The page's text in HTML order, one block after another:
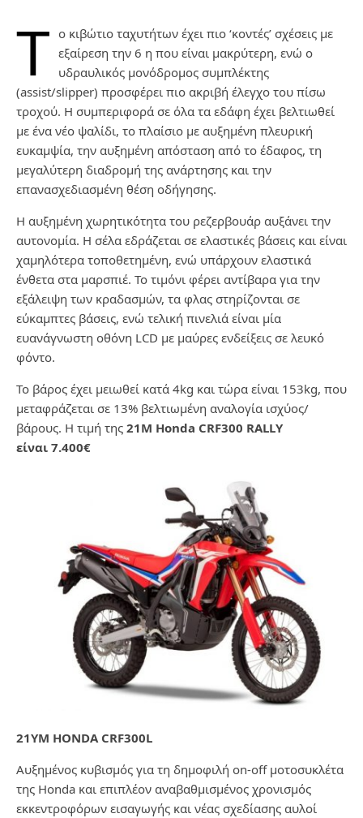
Τ ο κιβώτιο ταχυτήτων έχει πιο ‘κοντές’ σχέσεις με
εξαίρεση την 6 η που είναι μακρύτερη, ενώ ο
υδραυλικός μονόδρομος συμπλέκτης
(assist/slipper) προσφέρει πιο ακριβή έλεγχο του πίσω
τροχού. Η συμπεριφορά σε όλα τα εδάφη έχει βελτιωθεί
με ένα νέο ψαλίδι, το πλαίσιο με αυξημένη πλευρική
ευκαμψία, την αυξημένη απόσταση από το έδαφος, τη
μεγαλύτερη διαδρομή της ανάρτησης και την
επανασχεδιασμένη θέση οδήγησης.
Η αυξημένη χωρητικότητα του ρεζερβουάρ αυξάνει την
αυτονομία. Η σέλα εδράζεται σε ελαστικές βάσεις και είναι
χαμηλότερα τοποθετημένη, ενώ υπάρχουν ελαστικά
ένθετα στα μαρσπιέ. Το τιμόνι φέρει αντίβαρα για την
εξάλειψη των κραδασμών, τα φλας στηρίζονται σε
εύκαμπτες βάσεις, ενώ τελική πινελιά είναι μία
ευανάγνωστη οθόνη LCD με μαύρες ενδείξεις σε λευκό
φόντο.
Το βάρος έχει μειωθεί κατά 4kg και τώρα είναι 153kg, που
μεταφράζεται σε 13% βελτιωμένη αναλογία ισχύος/
βάρους. H τιμή της 21M Honda CRF300 RALLY
είναι 7.400€
21YM HONDA CRF300L
Αυξημένος κυβισμός για τη δημοφιλή on-off μοτοσυκλέτα
της Honda και επιπλέον αναβαθμισμένος χρονισμός
εκκεντροφόρων εισαγωγής και νέας σχεδίασης αυλοί